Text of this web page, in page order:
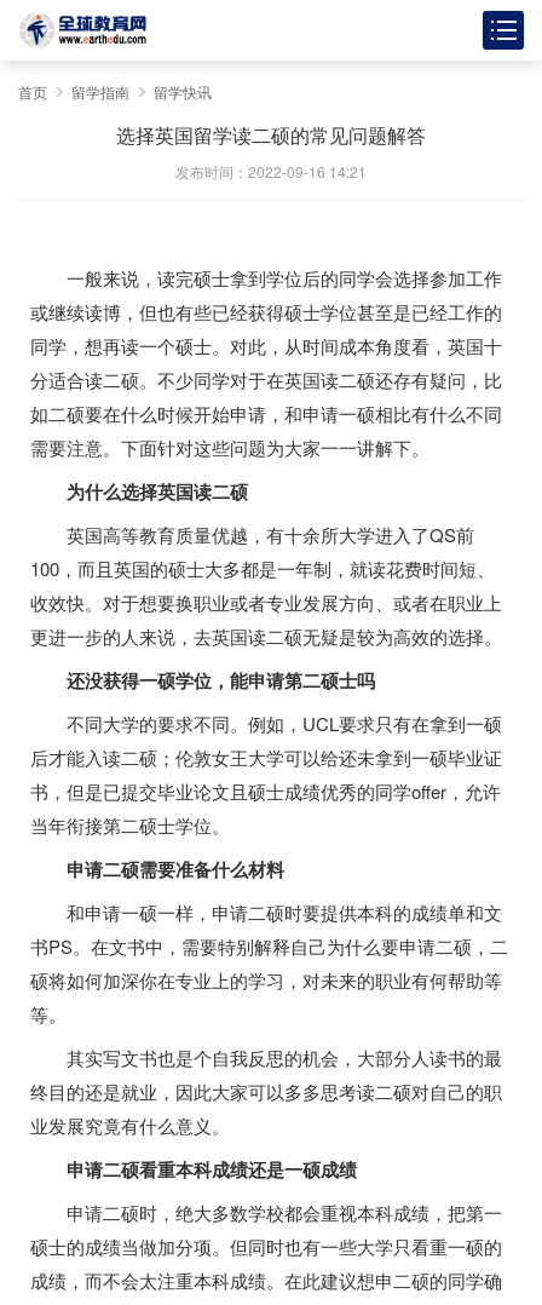
首页 留学指南 留学快讯
选择英国留学读二硕的常见问题解答
发布时间：2022-09-16 14:21
一般来说，读完硕士拿到学位后的同学会选择参加工作
或继续读博，但也有些已经获得硕士学位甚至是已经工作的
同学，想再读一个硕士。对此，从时间成本角度看，英国十
分适合读二硕。不少同学对于在英国读二硕还存有疑问，比
如二硕要在什么时候开始申请，和申请一硕相比有什么不同
需要注意。下面针对这些问题为大家一一讲解下。
为什么选择英国读二硕
英国高等教育质量优越，有十余所大学进入了QS前
100，而且英国的硕士大多都是一年制，就读花费时间短、
收效快。对于想要换职业或者专业发展方向、或者在职业上
更进一步的人来说，去英国读二硕无疑是较为高效的选择。
还没获得一硕学位，能申请第二硕士吗
不同大学的要求不同。例如，UCL要求只有在拿到一硕
后才能入读二硕；伦敦女王大学可以给还未拿到一硕毕业证
书，但是已提交毕业论文且硕士成绩优秀的同学offer，允许
当年衔接第二硕士学位。
申请二硕需要准备什么材料
和申请一硕一样，申请二硕时要提供本科的成绩单和文
书PS。在文书中，需要特别解释自己为什么要申请二硕，二
硕将如何加深你在专业上的学习，对未来的职业有何帮助等
等。
其实写文书也是个自我反思的机会，大部分人读书的最
终目的还是就业，因此大家可以多多思考读二硕对自己的职
业发展究竟有什么意义。
申请二硕看重本科成绩还是一硕成绩
申请二硕时，绝大多数学校都会重视本科成绩，把第一
硕士的成绩当做加分项。但同时也有一些大学只看重一硕的
成绩，而不会太注重本科成绩。在此建议想申二硕的同学确